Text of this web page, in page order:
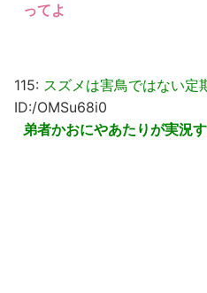
ってよ
115: スズメは害鳥ではない定
ID:/OMSu68i0
弟者かおにやあたりが実況